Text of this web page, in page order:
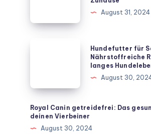
beliebtesten
August 31, 2024
Rezepte
für
ein
langes
Hundefutter für
Nährstoffreiche
langes
August 30,
Royal Canin getreidefrei: Das
deinen Vierbeiner
August 30, 2024